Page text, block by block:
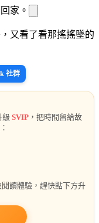
家。
又看了看那搖搖墜的
社群
級 SVIP ，把時間留給故
讀體驗，趕快點下方升